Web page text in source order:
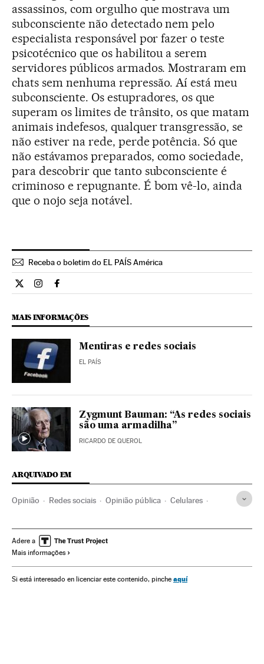
assassinos, com orgulho que mostrava um
subconsciente não detectado nem pelo
especialista responsável por fazer o teste
psicotécnico que os habilitou a serem
servidores públicos armados. Mostraram em
chats sem nenhuma repressão. Aí está meu
subconsciente. Os estupradores, os que
superam os limites de trânsito, os que matam
animais indefesos, qualquer transgressão, se
não estiver na rede, perde potência. Só que
não estávamos preparados, como sociedade,
para descobrir que tanto subconsciente é
criminoso e repugnante. É bom vê-lo, ainda
que o nojo seja notável.
Receba o boletim do EL PAÍS América
Opiniao El País Brasil en Twitter
Opiniao El País Brasil en Instagram
Opiniao El País Brasil en Facebook
MAIS INFORMAÇÕES
Mentiras e redes sociais
EL PAÍS
Zygmunt Bauman: “As redes sociais
são uma armadilha”
RICARDO DE QUEROL
ARQUIVADO EM
Opinião Redes sociais Opinião pública Celulares
Adere a
Mais informações
Si está interesado en licenciar este contenido, pinche aquí